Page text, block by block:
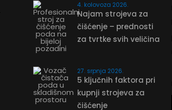
ZATRAŽITE PONUDU
4. kolovoza 2026.
Najam strojeva za
čišćenje – prednosti
za tvrtke svih veličina
27. srpnja 2026.
5 ključnih faktora pri
kupnji strojeva za
čišćenje